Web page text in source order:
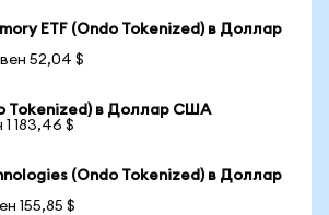
ETF (Ondo Tokenized) в Доллар
52,04 $
Tokenized) в Доллар США
1 183,46 $
(Ondo Tokenized) в Доллар
155,85 $